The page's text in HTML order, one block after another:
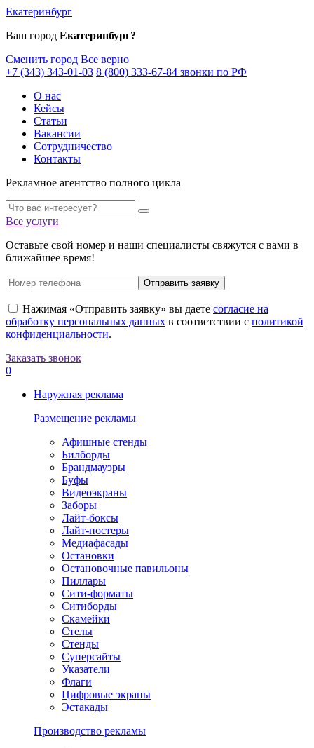
Екатеринбург
Ваш город Екатеринбург?
Сменить город Все верно
+7 (343) 343-01-03 8 (800) 333-67-84 звонки по РФ
О нас
Кейсы
Статьи
Вакансии
Сотрудничество
Контакты
Рекламное агентство полного цикла
Все услуги
Оставьте свой номер и наши специалисты свяжутся с вами в
ближайшее время!
Отправить заявку
Нажимая «Отправить заявку» вы даете согласие на
обработку персональных данных в соответствии с политикой
конфиденциальности.
Заказать звонок
0
Наружная реклама
Размещение рекламы
Афишные стенды
Билборды
Брандмауэры
Буфы
Видеоэкраны
Заборы
Лайт-боксы
Лайт-постеры
Медиафасады
Остановки
Остановочные павильоны
Пиллары
Сити-форматы
Ситиборды
Скамейки
Стелы
Стенды
Суперсайты
Указатели
Флаги
Цифровые экраны
Эстакады
Производство рекламы